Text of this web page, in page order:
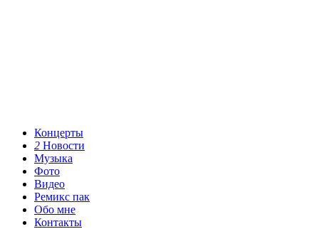
Концерты
2 Новости
Музыка
Фото
Видео
Ремикс пак
Обо мне
Контакты